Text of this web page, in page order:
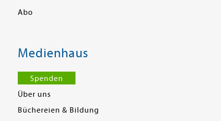
Abo
Medienhaus
Spenden
Über uns
Büchereien & Bildung